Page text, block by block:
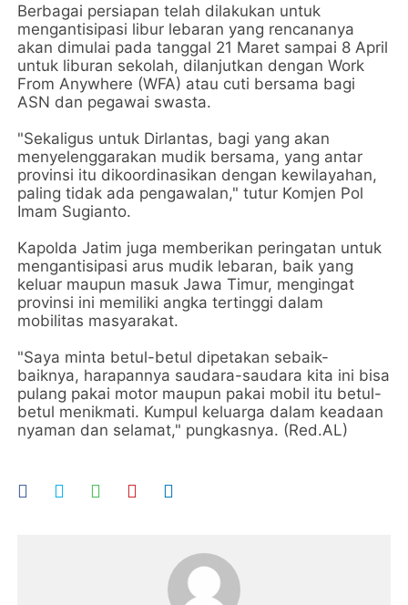
Berbagai persiapan telah dilakukan untuk
mengantisipasi libur lebaran yang rencananya
akan dimulai pada tanggal 21 Maret sampai 8 April
untuk liburan sekolah, dilanjutkan dengan Work
From Anywhere (WFA) atau cuti bersama bagi
ASN dan pegawai swasta.
"Sekaligus untuk Dirlantas, bagi yang akan
menyelenggarakan mudik bersama, yang antar
provinsi itu dikoordinasikan dengan kewilayahan,
paling tidak ada pengawalan," tutur Komjen Pol
Imam Sugianto.
Kapolda Jatim juga memberikan peringatan untuk
mengantisipasi arus mudik lebaran, baik yang
keluar maupun masuk Jawa Timur, mengingat
provinsi ini memiliki angka tertinggi dalam
mobilitas masyarakat.
"Saya minta betul-betul dipetakan sebaik-
baiknya, harapannya saudara-saudara kita ini bisa
pulang pakai motor maupun pakai mobil itu betul-
betul menikmati. Kumpul keluarga dalam keadaan
nyaman dan selamat," pungkasnya. (Red.AL)